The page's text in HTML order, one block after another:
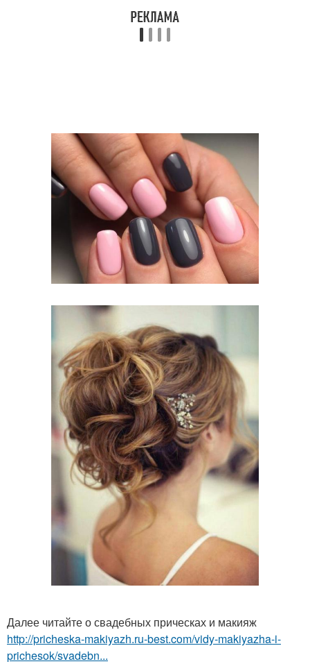
Далее читайте о свадебных прическах и макияж
http://pricheska-makiyazh.ru-best.com/vidy-makiyazha-i-
prichesok/svadebn...